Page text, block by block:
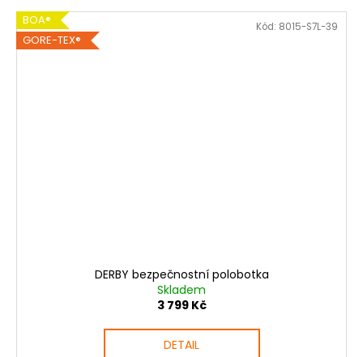
BOA®
GORE-TEX®
DERBY bezpečnostní polobotka
Skladem
3 799 Kč
DETAIL
Kód: 8015-S7L-39